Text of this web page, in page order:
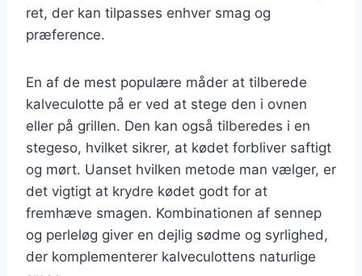
ret, der kan tilpasses enhver smag og
præference.
En af de mest populære måder at tilberede
kalveculotte på er ved at stege den i ovnen
eller på grillen. Den kan også tilberedes i en
stegeso, hvilket sikrer, at kødet forbliver saftigt
og mørt. Uanset hvilken metode man vælger, er
det vigtigt at krydre kødet godt for at
fremhæve smagen. Kombinationen af sennep
og perleløg giver en dejlig sødme og syrlighed,
der komplementerer kalveculottens naturlige